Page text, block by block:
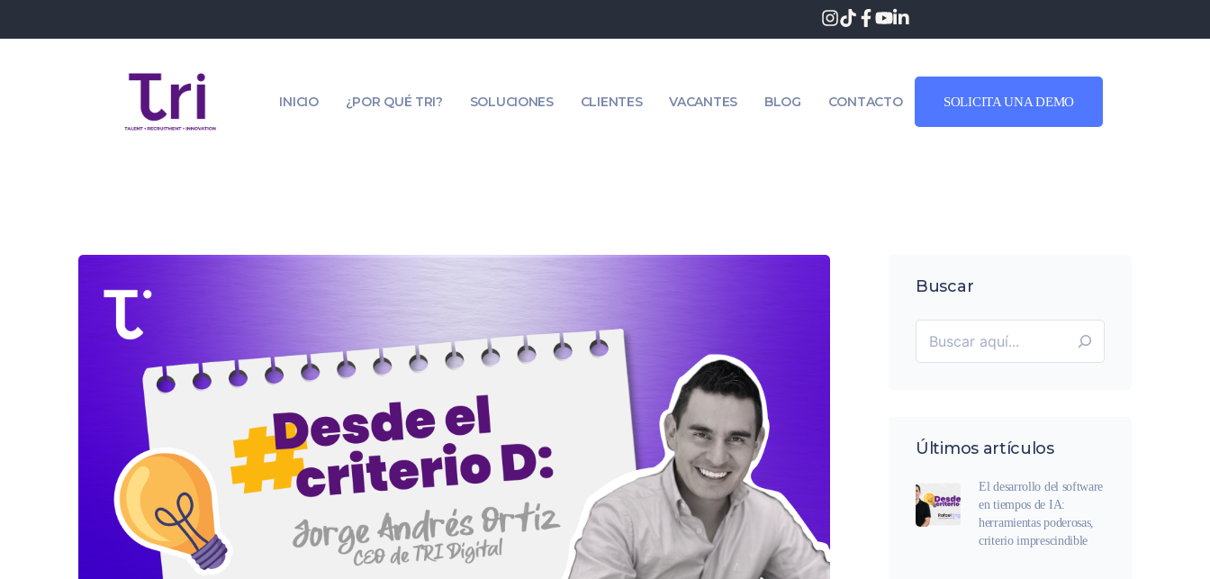
INICIO ¿POR QUÉ TRI? SOLUCIONES CLIENTES VACANTES BLOG CONTACTO SOLICITA UNA DEMO
Buscar
Últimos artículos
El desarrollo del software
en tiempos de IA:
herramientas poderosas,
criterio imprescindible